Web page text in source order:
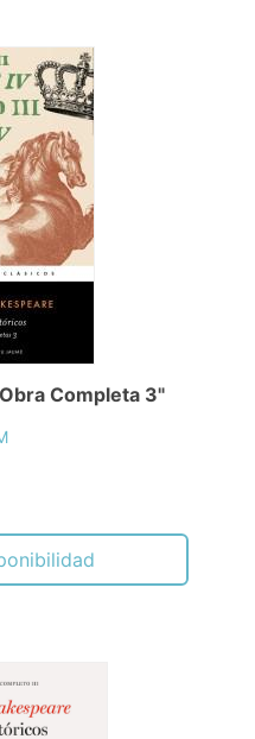
Completa 3"